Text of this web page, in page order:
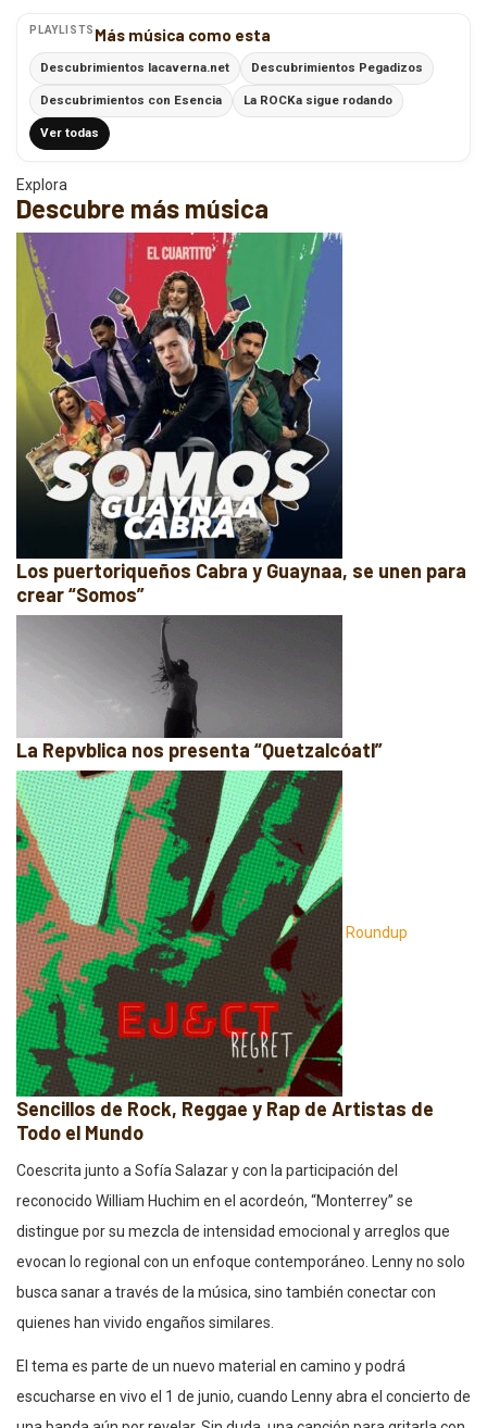
PLAYLISTS Más música como esta
Descubrimientos lacaverna.net Descubrimientos Pegadizos
Descubrimientos con Esencia La ROCKa sigue rodando
Ver todas
Explora
Descubre más música
Los puertoriqueños Cabra y Guaynaa, se unen para
crear “Somos”
La Repvblica nos presenta “Quetzalcóatl”
Roundup
Sencillos de Rock, Reggae y Rap de Artistas de
Todo el Mundo
Coescrita junto a Sofía Salazar y con la participación del
reconocido William Huchim en el acordeón, “Monterrey” se
distingue por su mezcla de intensidad emocional y arreglos que
evocan lo regional con un enfoque contemporáneo. Lenny no solo
busca sanar a través de la música, sino también conectar con
quienes han vivido engaños similares.
El tema es parte de un nuevo material en camino y podrá
escucharse en vivo el 1 de junio, cuando Lenny abra el concierto de